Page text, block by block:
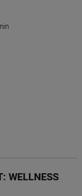
WELLNESS